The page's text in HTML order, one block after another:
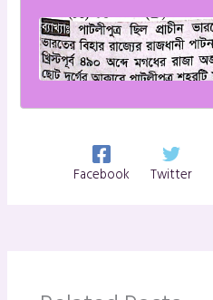
Facebook Twitter